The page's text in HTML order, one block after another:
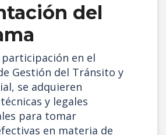
del
en el
Gestión del Tránsito y
se adquieren
y legales
para tomar
en materia de